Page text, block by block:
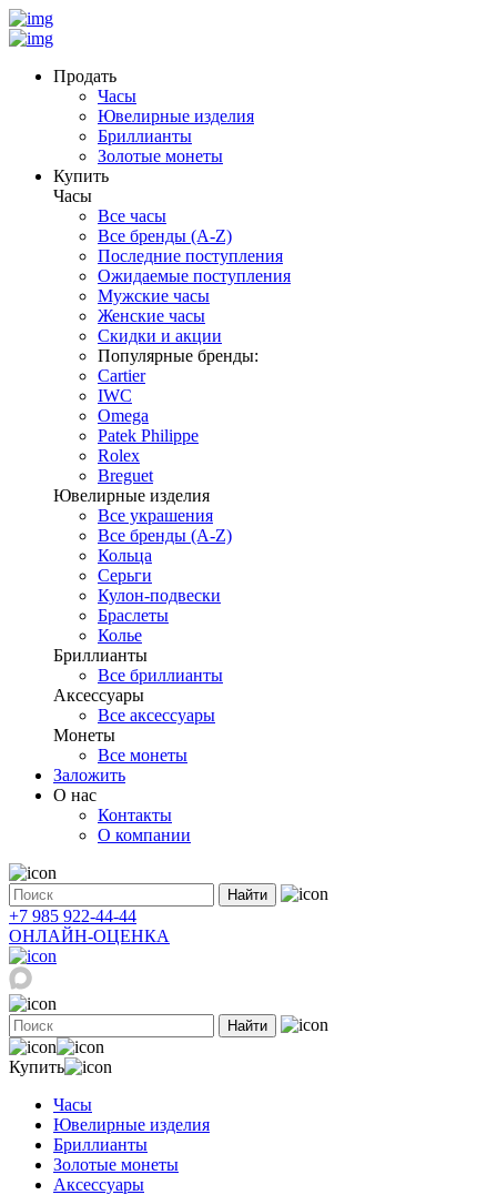
Продать
Часы
Ювелирные изделия
Бриллианты
Золотые монеты
Купить
Часы
Все часы
Все бренды (A-Z)
Последние поступления
Ожидаемые поступления
Мужские часы
Женские часы
Скидки и акции
Популярные бренды:
Cartier
IWC
Omega
Patek Philippe
Rolex
Breguet
Ювелирные изделия
Все украшения
Все бренды (A-Z)
Кольца
Серьги
Кулон-подвески
Браслеты
Колье
Бриллианты
Все бриллианты
Аксессуары
Все аксессуары
Монеты
Все монеты
Заложить
О нас
Контакты
О компании
Найти
+7 985 922-44-44
ОНЛАЙН-ОЦЕНКА
Найти
Купить
Часы
Ювелирные изделия
Бриллианты
Золотые монеты
Аксессуары